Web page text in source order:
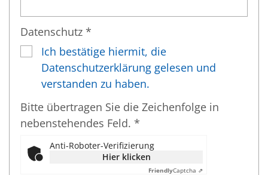
Datenschutz *
Ich bestätige hiermit, die
Datenschutzerklärung gelesen und
verstanden zu haben.
Bitte übertragen Sie die Zeichenfolge in
nebenstehendes Feld. *
Anti-Roboter-Verifizierung
Hier klicken
FriendlyCaptcha ⇗